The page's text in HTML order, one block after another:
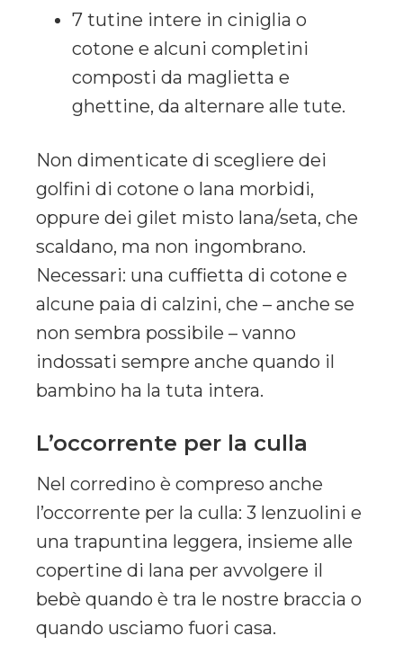
7 tutine intere in ciniglia o
cotone e alcuni completini
composti da maglietta e
ghettine, da alternare alle tute.
Non dimenticate di scegliere dei
golfini di cotone o lana morbidi,
oppure dei gilet misto lana/seta, che
scaldano, ma non ingombrano.
Necessari: una cuffietta di cotone e
alcune paia di calzini, che – anche se
non sembra possibile – vanno
indossati sempre anche quando il
bambino ha la tuta intera.
L’occorrente per la culla
Nel corredino è compreso anche
l’occorrente per la culla: 3 lenzuolini e
una trapuntina leggera, insieme alle
copertine di lana per avvolgere il
bebè quando è tra le nostre braccia o
quando usciamo fuori casa.